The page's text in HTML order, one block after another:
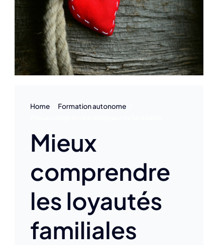
Home
Formation autonome
Mieux
comprendre
les loyautés
familiales